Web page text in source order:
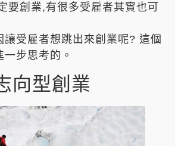
要創業,有很多受雇者其實也可
讓受雇者想跳出來創業呢? 這個
步思考的。
向型創業